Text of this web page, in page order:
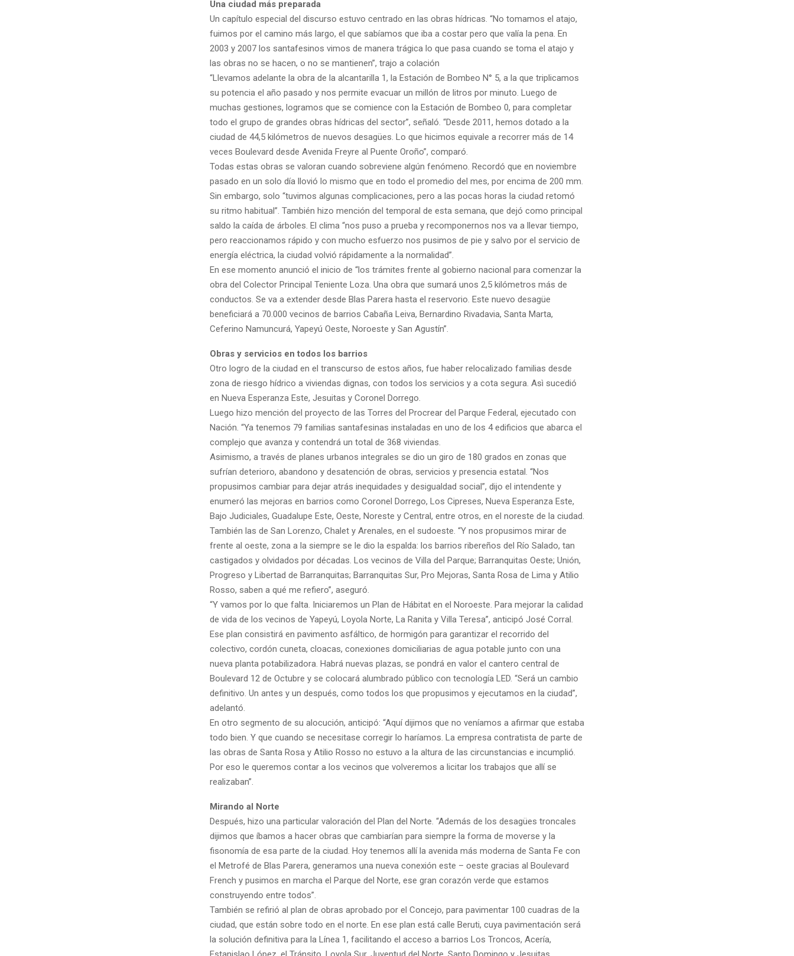
Una ciudad más preparada
Un capítulo especial del discurso estuvo centrado en las obras hídricas. “No tomamos el atajo,
fuimos por el camino más largo, el que sabíamos que iba a costar pero que valía la pena. En
2003 y 2007 los santafesinos vimos de manera trágica lo que pasa cuando se toma el atajo y
las obras no se hacen, o no se mantienen”, trajo a colación
“Llevamos adelante la obra de la alcantarilla 1, la Estación de Bombeo N° 5, a la que triplicamos
su potencia el año pasado y nos permite evacuar un millón de litros por minuto. Luego de
muchas gestiones, logramos que se comience con la Estación de Bombeo 0, para completar
todo el grupo de grandes obras hídricas del sector”, señaló. “Desde 2011, hemos dotado a la
ciudad de 44,5 kilómetros de nuevos desagües. Lo que hicimos equivale a recorrer más de 14
veces Boulevard desde Avenida Freyre al Puente Oroño”, comparó.
Todas estas obras se valoran cuando sobreviene algún fenómeno. Recordó que en noviembre
pasado en un solo día llovió lo mismo que en todo el promedio del mes, por encima de 200 mm.
Sin embargo, solo “tuvimos algunas complicaciones, pero a las pocas horas la ciudad retomó
su ritmo habitual”. También hizo mención del temporal de esta semana, que dejó como principal
saldo la caída de árboles. El clima “nos puso a prueba y recomponernos nos va a llevar tiempo,
pero reaccionamos rápido y con mucho esfuerzo nos pusimos de pie y salvo por el servicio de
energía eléctrica, la ciudad volvió rápidamente a la normalidad”.
En ese momento anunció el inicio de “los trámites frente al gobierno nacional para comenzar la
obra del Colector Principal Teniente Loza. Una obra que sumará unos 2,5 kilómetros más de
conductos. Se va a extender desde Blas Parera hasta el reservorio. Este nuevo desagüe
beneficiará a 70.000 vecinos de barrios Cabaña Leiva, Bernardino Rivadavia, Santa Marta,
Ceferino Namuncurá, Yapeyú Oeste, Noroeste y San Agustín”.
Obras y servicios en todos los barrios
Otro logro de la ciudad en el transcurso de estos años, fue haber relocalizado familias desde
zona de riesgo hídrico a viviendas dignas, con todos los servicios y a cota segura. Asì sucedió
en Nueva Esperanza Este, Jesuitas y Coronel Dorrego.
Luego hizo mención del proyecto de las Torres del Procrear del Parque Federal, ejecutado con
Nación. “Ya tenemos 79 familias santafesinas instaladas en uno de los 4 edificios que abarca el
complejo que avanza y contendrá un total de 368 viviendas.
Asimismo, a través de planes urbanos integrales se dio un giro de 180 grados en zonas que
sufrían deterioro, abandono y desatención de obras, servicios y presencia estatal. “Nos
propusimos cambiar para dejar atrás inequidades y desigualdad social”, dijo el intendente y
enumeró las mejoras en barrios como Coronel Dorrego, Los Cipreses, Nueva Esperanza Este,
Bajo Judiciales, Guadalupe Este, Oeste, Noreste y Central, entre otros, en el noreste de la ciudad.
También las de San Lorenzo, Chalet y Arenales, en el sudoeste. “Y nos propusimos mirar de
frente al oeste, zona a la siempre se le dio la espalda: los barrios ribereños del Río Salado, tan
castigados y olvidados por décadas. Los vecinos de Villa del Parque; Barranquitas Oeste; Unión,
Progreso y Libertad de Barranquitas; Barranquitas Sur, Pro Mejoras, Santa Rosa de Lima y Atilio
Rosso, saben a qué me refiero”, aseguró.
“Y vamos por lo que falta. Iniciaremos un Plan de Hábitat en el Noroeste. Para mejorar la calidad
de vida de los vecinos de Yapeyú, Loyola Norte, La Ranita y Villa Teresa”, anticipó José Corral.
Ese plan consistirá en pavimento asfáltico, de hormigón para garantizar el recorrido del
colectivo, cordón cuneta, cloacas, conexiones domiciliarias de agua potable junto con una
nueva planta potabilizadora. Habrá nuevas plazas, se pondrá en valor el cantero central de
Boulevard 12 de Octubre y se colocará alumbrado público con tecnología LED. “Será un cambio
definitivo. Un antes y un después, como todos los que propusimos y ejecutamos en la ciudad”,
adelantó.
En otro segmento de su alocución, anticipó: “Aquí dijimos que no veníamos a afirmar que estaba
todo bien. Y que cuando se necesitase corregir lo haríamos. La empresa contratista de parte de
las obras de Santa Rosa y Atilio Rosso no estuvo a la altura de las circunstancias e incumplió.
Por eso le queremos contar a los vecinos que volveremos a licitar los trabajos que allí se
realizaban”.
Mirando al Norte
Después, hizo una particular valoración del Plan del Norte. “Además de los desagües troncales
dijimos que íbamos a hacer obras que cambiarían para siempre la forma de moverse y la
fisonomía de esa parte de la ciudad. Hoy tenemos allí la avenida más moderna de Santa Fe con
el Metrofé de Blas Parera, generamos una nueva conexión este – oeste gracias al Boulevard
French y pusimos en marcha el Parque del Norte, ese gran corazón verde que estamos
construyendo entre todos”.
También se refirió al plan de obras aprobado por el Concejo, para pavimentar 100 cuadras de la
ciudad, que están sobre todo en el norte. En ese plan está calle Beruti, cuya pavimentación será
la solución definitiva para la Línea 1, facilitando el acceso a barrios Los Troncos, Acería,